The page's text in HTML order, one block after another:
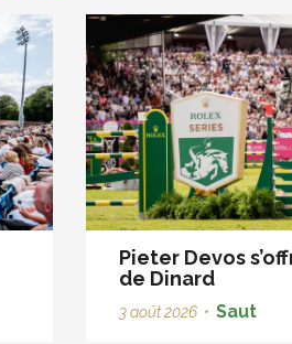
Pieter Devos
de Dinard
3 août 2026 • Saut